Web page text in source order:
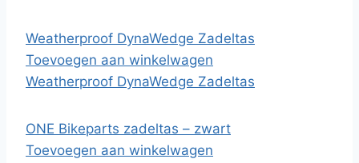
Weatherproof DynaWedge Zadeltas
Toevoegen aan winkelwagen
Weatherproof DynaWedge Zadeltas
ONE Bikeparts zadeltas – zwart
Toevoegen aan winkelwagen